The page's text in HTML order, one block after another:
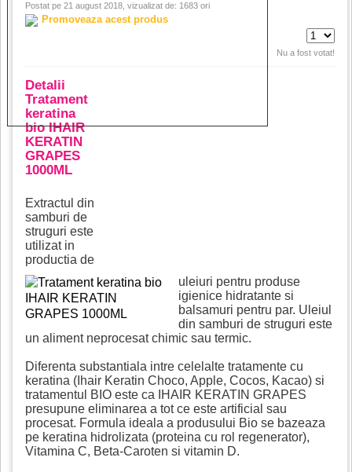
Postat pe 21 august 2018, vizualizat de: 1683 ori
Promoveaza acest produs
Nu a fost votat!
Detalii
Tratament
keratina
bio IHAIR
KERATIN
GRAPES
1000ML
Extractul din
samburi de
struguri este
utilizat in
productia de
uleiuri pentru produse
igienice hidratante si
balsamuri pentru par. Uleiul
din samburi de struguri este
un aliment neprocesat chimic sau termic.
Diferenta substantiala intre celelalte tratamente cu
keratina (Ihair Keratin Choco, Apple, Cocos, Kacao) si
tratamentul BIO este ca IHAIR KERATIN GRAPES
presupune eliminarea a tot ce este artificial sau
procesat. Formula ideala a produsului Bio se bazeaza
pe keratina hidrolizata (proteina cu rol regenerator),
Vitamina C, Beta-Caroten si vitamin D.